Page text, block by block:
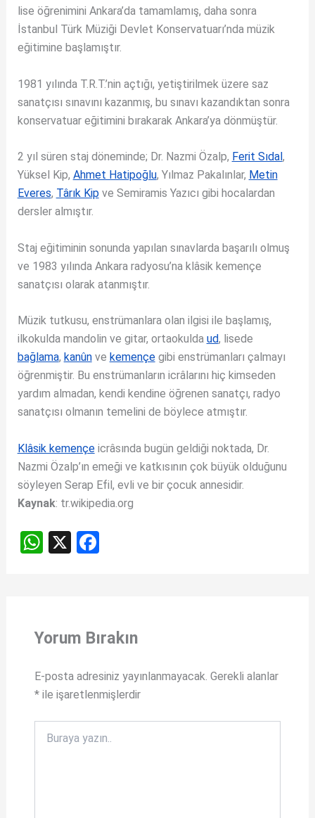
lise öğrenimini Ankara’da tamamlamış, daha sonra
İstanbul Türk Müziği Devlet Konservatuarı’nda müzik
eğitimine başlamıştır.
1981 yılında T.R.T.’nin açtığı, yetiştirilmek üzere saz
sanatçısı sınavını kazanmış, bu sınavı kazandıktan sonra
konservatuar eğitimini bırakarak Ankara’ya dönmüştür.
2 yıl süren staj döneminde; Dr. Nazmi Özalp, Ferit Sıdal ,
Yüksel Kip, Ahmet Hatipoğlu, Yılmaz Pakalınlar, Metin
Everes, Târık Kipve Semiramis Yazıcı gibi hocalardan
dersler almıştır.
Staj eğitiminin sonunda yapılan sınavlarda başarılı olmuş
ve 1983 yılında Ankara radyosu’na klâsik kemençe
sanatçısı olarak atanmıştır.
Müzik tutkusu, enstrümanlara olan ilgisi ile başlamış,
ilkokulda mandolin ve gitar, ortaokulda ud, lisede
bağlama, kanûnve kemençegibi enstrümanları çalmayı
öğrenmiştir. Bu enstrümanların icrâlarını hiç kimseden
yardım almadan, kendi kendine öğrenen sanatçı, radyo
sanatçısı olmanın temelini de böylece atmıştır.
Klâsik kemençeicrâsında bugün geldiği noktada, Dr.
Nazmi Özalp’ın emeği ve katkısının çok büyük olduğunu
söyleyen Serap Efil, evli ve bir çocuk annesidir.
Kaynak: tr.wikipedia.org
W
A
p
X F
o
k
Yorum Bırakın
E-posta adresiniz yayınlanmayacak. Gerekli alanlar
*ile işaretlenmişlerdir
yazın..